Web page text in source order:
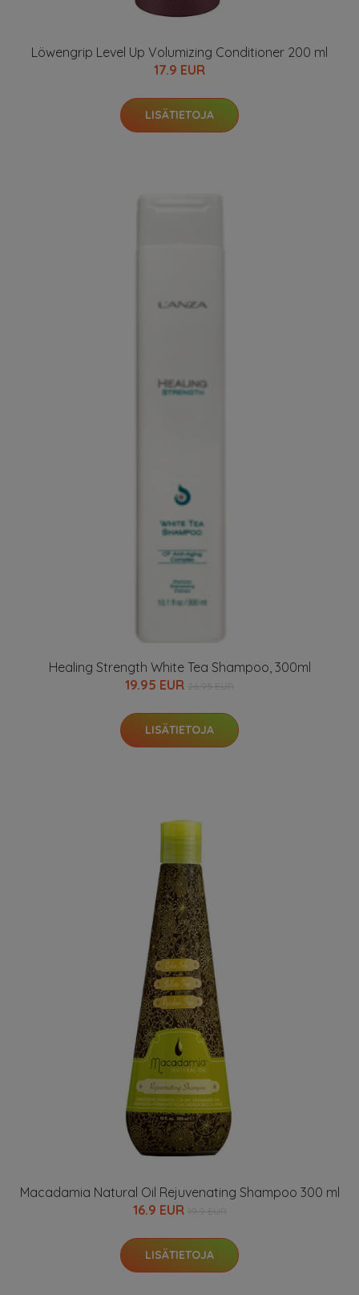
Löwengrip Level Up Volumizing Conditioner 200 ml
17.9 EUR
LISÄTIETOJA
Healing Strength White Tea Shampoo, 300ml
19.95 EUR
LISÄTIETOJA
Macadamia Natural Oil Rejuvenating Shampoo 300 ml
16.9 EUR
LISÄTIETOJA